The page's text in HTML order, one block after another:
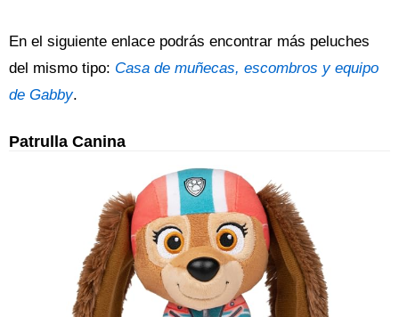
En el siguiente enlace podrás encontrar más peluches
del mismo tipo: Casa de muñecas, escombros y equipo
de Gabby.
Patrulla Canina